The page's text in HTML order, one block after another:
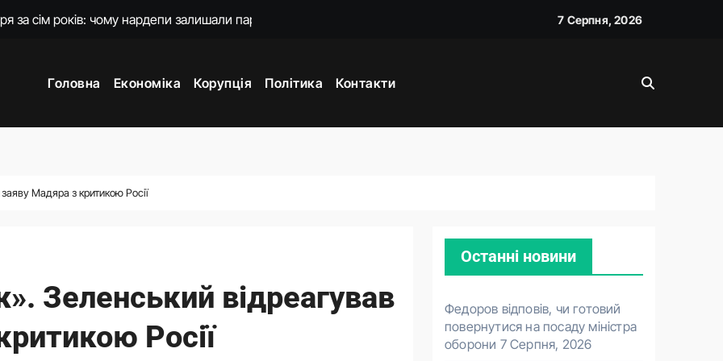
зробив після звільнення з Міноборони
своїх представників у Раді: причина
Україні: експерт пояснив причину
7 Серпня, 2026
Головна Економіка Корупція Політика Контакти
Мадяра з критикою Росії
Зеленський відреагував
Росії
Останні новини
Федоров відповів, чи готовий
повернутися на посаду міністра
оборони 7 Серпня, 2026